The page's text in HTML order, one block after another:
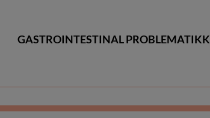
GASTROINTESTINAL PROBLEMATIKK